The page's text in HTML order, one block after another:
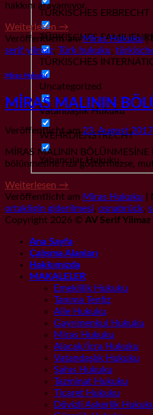
TÜRKISCHES ERBRECHT
TÜRKISCHES
TÜRKISCHES
Uncategorized
Vatandaşlık Hukuku
WEHRDIENSTRECHT
Yabancılar Hukuku
hakkını arayamıyor.
Weiterlesen →
Veröffentlicht amMiras Hukuku |
serif yilmaz, Türk hukuku,
Miras Hukuku
MİRAS MALININ
Veröffentlicht am23. August 2017
MİRAS MALININ BÖLÜNMESİNE
bölünmesine rıza göstermezse,
Weiterlesen →
Veröffentlicht am Miras Hukuku
ortakligin giderilmesi, osnabrück,
Copyright 2026 © AV Serif
Ana Sayfa
Çalışma Alanları
Hakkımızda
MAKALELER
Emeklilik Hukuku
Tanıma Tenfiz
Aile Hukuku
Gayrımenkul Hukuku
Miras Hukuku
Alacak/İcra Hukuku
Vatandaşlık Hukuku
Şahıs Hukuku
Tazminat Hukuku
Ticaret Hukuku
Dövizli Askerlik